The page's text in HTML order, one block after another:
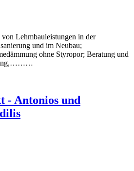
Lehmbauleistungen in der
und im Neubau;
ohne Styropor; Beratung und
Antonios und